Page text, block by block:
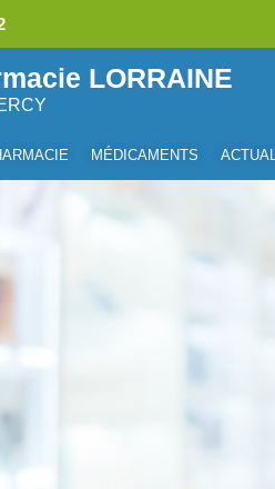
LORRAINE
MÉDICAMENTS